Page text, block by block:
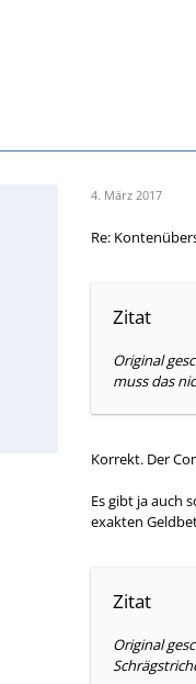
4. März 2017
Re:
Zitat
Original
muss das
Korrekt. Der
Es gibt ja auch
exakten
Zitat
Original